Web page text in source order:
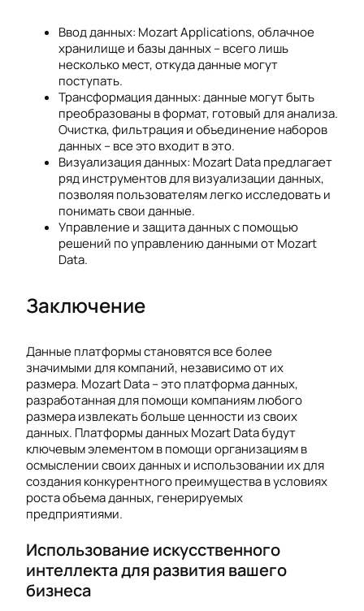
Ввод данных: Mozart Applications, облачное
хранилище и базы данных – всего лишь
несколько мест, откуда данные могут
поступать.
Трансформация данных: данные могут быть
преобразованы в формат, готовый для анализа.
Очистка, фильтрация и объединение наборов
данных – все это входит в это.
Визуализация данных: Mozart Data предлагает
ряд инструментов для визуализации данных,
позволяя пользователям легко исследовать и
понимать свои данные.
Управление и защита данных с помощью
решений по управлению данными от Mozart
Data.
Заключение
Данные платформы становятся все более
значимыми для компаний, независимо от их
размера. Mozart Data – это платформа данных,
разработанная для помощи компаниям любого
размера извлекать больше ценности из своих
данных. Платформы данных Mozart Data будут
ключевым элементом в помощи организациям в
осмыслении своих данных и использовании их для
создания конкурентного преимущества в условиях
роста объема данных, генерируемых
предприятиями.
Использование искусственного
интеллекта для развития вашего
бизнеса